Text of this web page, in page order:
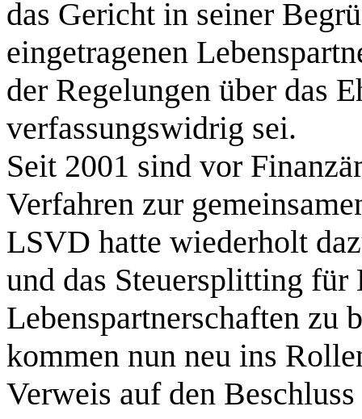
das Gericht in seiner
eingetragenen
der Regelungen über das
verfassungswidrig sei.
Seit 2001 sind vor
Verfahren zur
LSVD hatte wiederholt
und das Steuersplitting für
Lebenspartnerschaften zu
kommen nun neu ins
Verweis auf den